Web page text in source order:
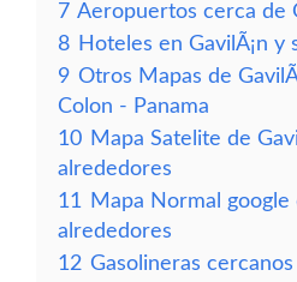
7 Aeropuertos cerca de
8 Hoteles en GavilÃ¡n y
9 Otros Mapas de
Colon - Panama
10 Mapa Satelite de
alrededores
11
Mapa Normal google
alrededores
12 Gasolineras cercanos